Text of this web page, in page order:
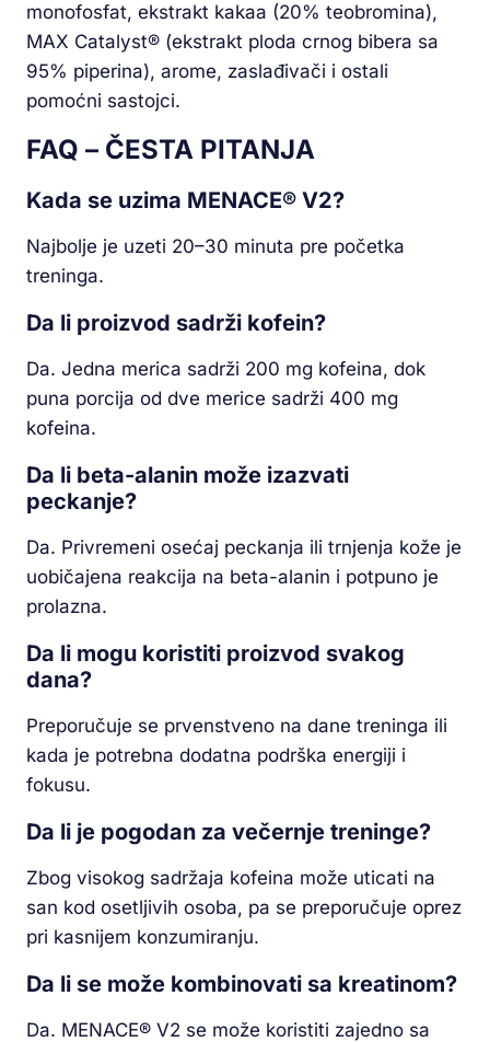
monofosfat, ekstrakt kakaa (20% teobromina),
MAX Catalyst® (ekstrakt ploda crnog bibera sa
95% piperina), arome, zaslađivači i ostali
pomoćni sastojci.
FAQ – ČESTA PITANJA
Kada se uzima MENACE® V2?
Najbolje je uzeti 20–30 minuta pre početka
treninga.
Da li proizvod sadrži kofein?
Da. Jedna merica sadrži 200 mg kofeina, dok
puna porcija od dve merice sadrži 400 mg
kofeina.
Da li beta-alanin može izazvati
peckanje?
Da. Privremeni osećaj peckanja ili trnjenja kože je
uobičajena reakcija na beta-alanin i potpuno je
prolazna.
Da li mogu koristiti proizvod svakog
dana?
Preporučuje se prvenstveno na dane treninga ili
kada je potrebna dodatna podrška energiji i
fokusu.
Da li je pogodan za večernje treninge?
Zbog visokog sadržaja kofeina može uticati na
san kod osetljivih osoba, pa se preporučuje oprez
pri kasnijem konzumiranju.
Da li se može kombinovati sa kreatinom?
Da. MENACE® V2 se može koristiti zajedno sa